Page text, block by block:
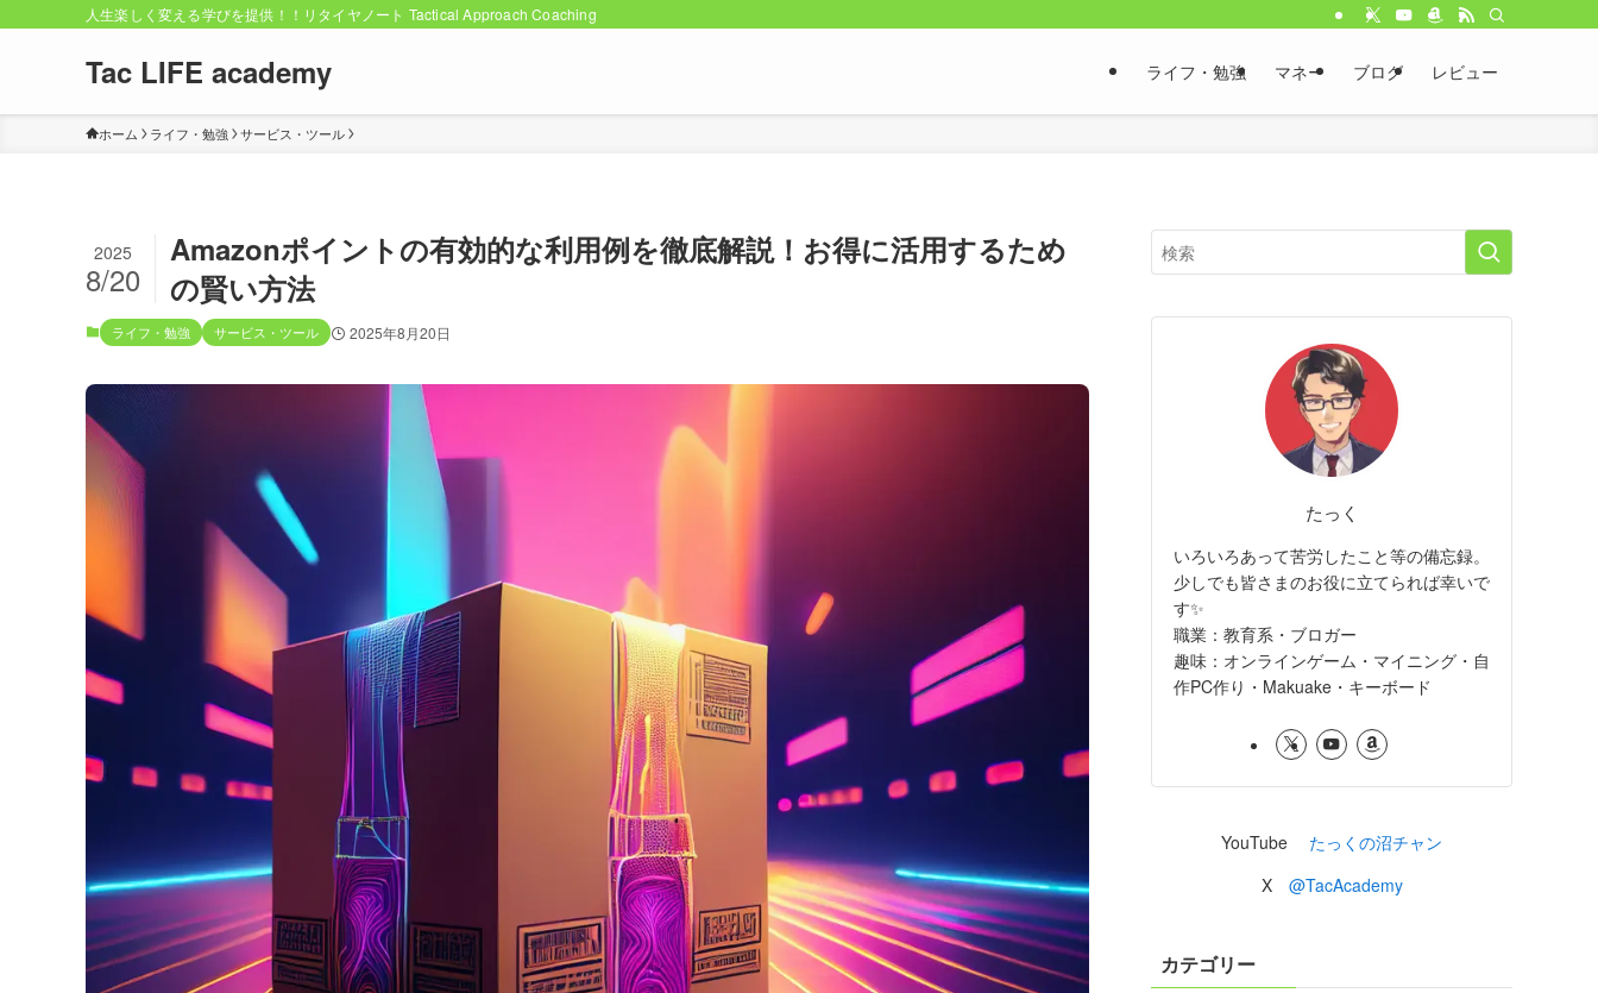
人生楽しく変える学びを提供！！リタイヤノート Tactical Approach Coaching
Tac LIFE academy ライフ・勉強 マネー ブログ レビュー
ホーム ライフ・勉強 サービス・ツール
Amazonポイントの有効的な利用例を徹底解説！お得に活用するため
の賢い方法
2025
8/20
ライフ・勉強 サービス・ツール 2025年8月20日
たっく
いろいろあって苦労したこと等の備忘録。
少しでも皆さまのお役に立てられば幸いで
す✨
職業：教育系・ブロガー
趣味：オンラインゲーム・マイニング・自
作PC作り・Makuake・キーボード
YouTube たっくの沼チャン
X @TacAcademy
カテゴリー